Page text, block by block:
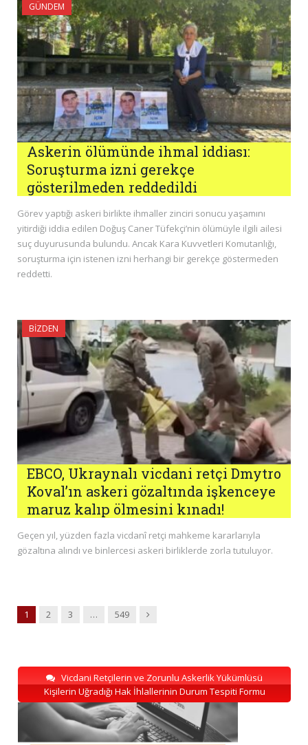
GÜNDEM
Askerin ölümünde ihmal iddiası:
Soruşturma izni gerekçe
gösterilmeden reddedildi
Görev yaptığı askeri birlikte ihmaller zinciri sonucu yaşamını
yitirdiği iddia edilen Doğuş Caner Tüfekçi’nin ölümüyle ilgili ailesi
suç duyurusunda bulundu. Ancak Kara Kuvvetleri Komutanlığı,
soruşturma için istenen izni herhangi bir gerekçe göstermeden
reddetti.
BIZDEN
EBCO, Ukraynalı vicdani retçi Dmytro
Koval’ın askeri gözaltında işkenceye
maruz kalıp ölmesini kınadı!
Geçen yıl, yüzden fazla vicdanî retçi mahkeme kararlarıyla
gözaltına alındı ​​ve binlercesi askeri birliklerde zorla tutuluyor.
1 2 3 … 549 Next
Vicdani Retçilerin ve Zorunlu Askerlik Yükümlüsü
Kişilerin Uğradığı Hak İhlallerinin Durum Tespiti Formu